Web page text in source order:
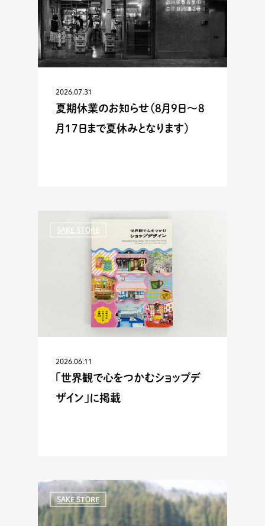
2026.07.31
夏期休業のお知らせ（8月9日〜8
月17日まで夏休みとなります）
SAKE STORE
2026.06.11
「世界観で心をつかむショップデ
ザイン」に掲載
SAKE STORE